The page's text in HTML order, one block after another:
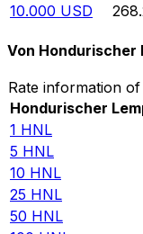
10.000 USD
Von Hondurischer
Rate information
Hondurischer
1 HNL
5 HNL
10 HNL
25 HNL
50 HNL